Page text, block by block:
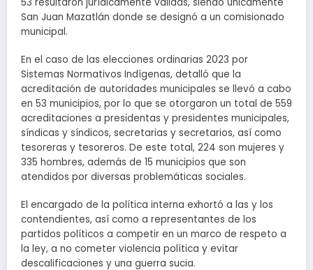
San Juan Mazatlán donde se designó a un comisionado
municipal.
En el caso de las elecciones ordinarias 2023 por
Sistemas Normativos Indígenas, detalló que la
acreditación de autoridades municipales se llevó a cabo
en 53 municipios, por lo que se otorgaron un total de 559
acreditaciones a presidentas y presidentes municipales,
síndicas y síndicos, secretarias y secretarios, así como
tesoreras y tesoreros. De este total, 224 son mujeres y
335 hombres, además de 15 municipios que son
atendidos por diversas problemáticas sociales.
El encargado de la política interna exhortó a las y los
contendientes, así como a representantes de los
partidos políticos a competir en un marco de respeto a
la ley, a no cometer violencia política y evitar
descalificaciones y una guerra sucia.